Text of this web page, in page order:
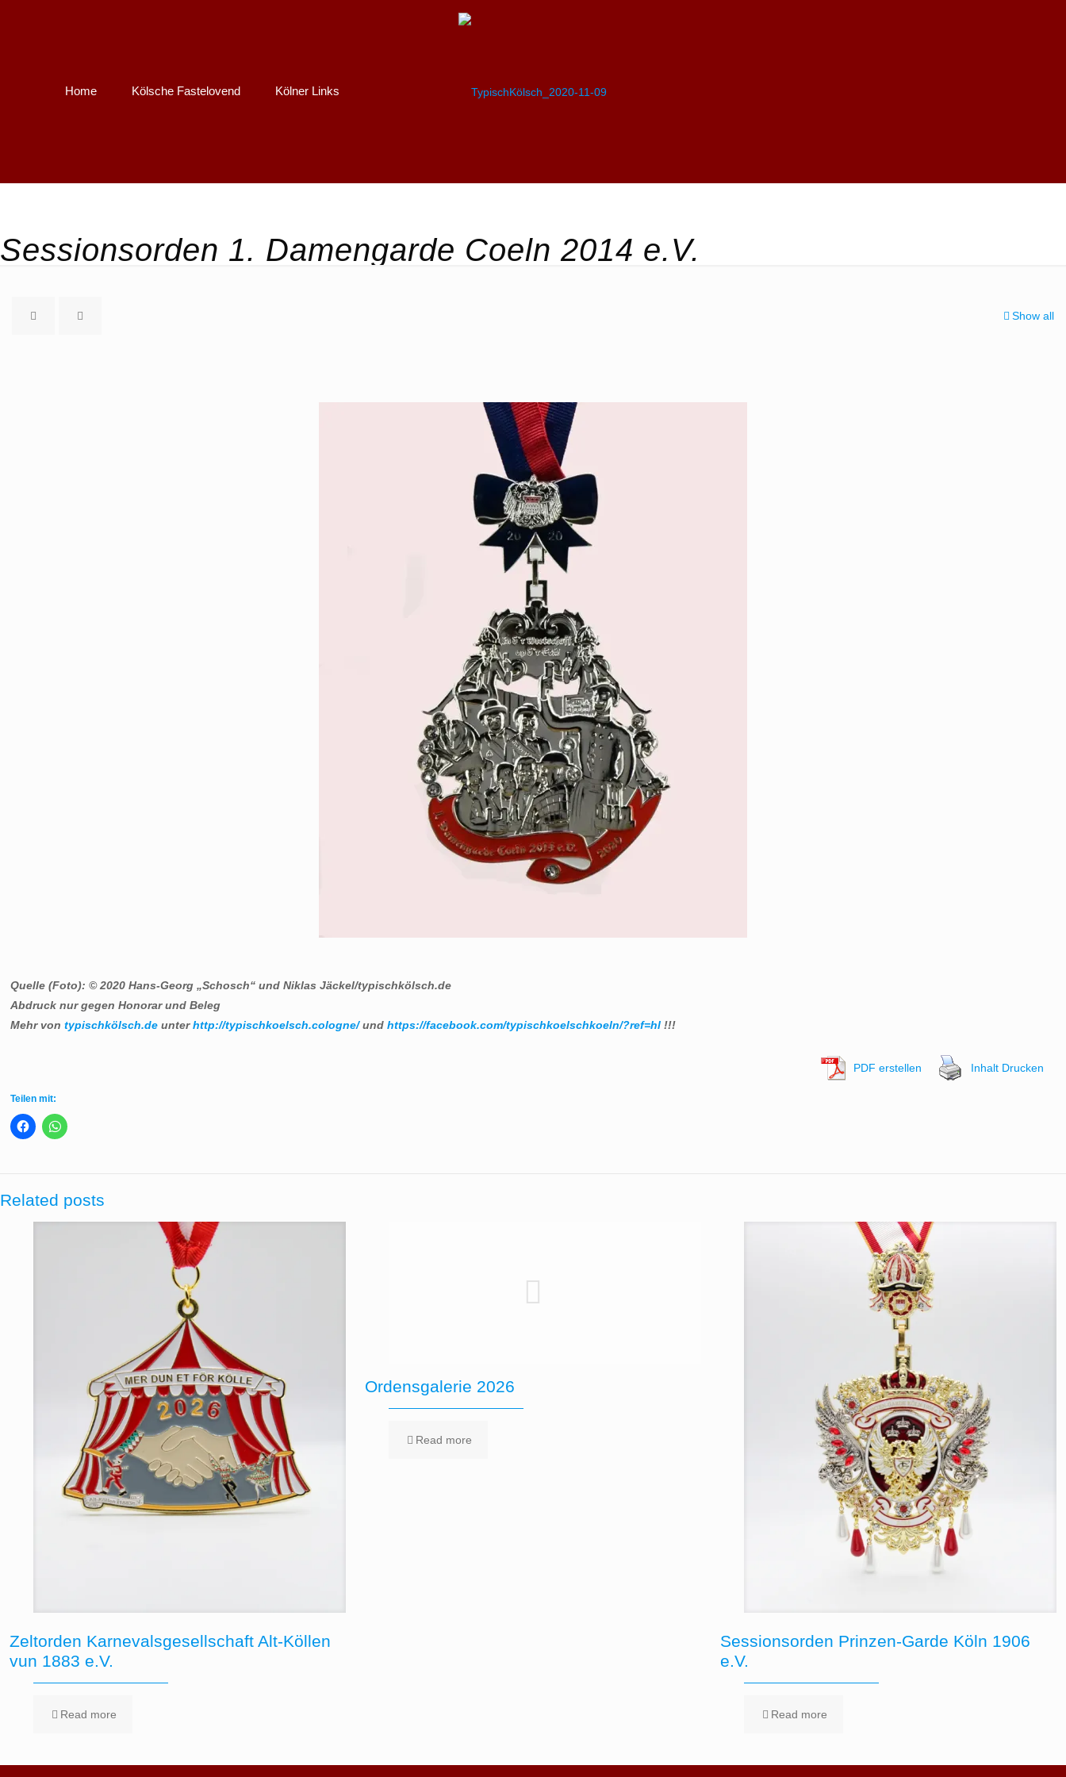
Home Kölsche Fastelovend Kölner Links
Sessionsorden 1. Damengarde Coeln 2014 e.V.
Show all
Quelle (Foto): © 2020 Hans-Georg „Schosch“ und Niklas Jäckel/typischkölsch.de
Abdruck nur gegen Honorar und Beleg
Mehr vontypischkölsch.de unterhttp://typischkoelsch.cologne/undhttps://facebook.com/typischkoelschkoeln/?ref=hl !!!
PDF erstellen Inhalt Drucken
Teilen mit:
Related posts
Zeltorden Karnevalsgesellschaft Alt-Köllen
vun 1883 e.V.
Read more
Ordensgalerie 2026
Read more
Sessionsorden Prinzen-Garde Köln 1906
e.V.
Read more